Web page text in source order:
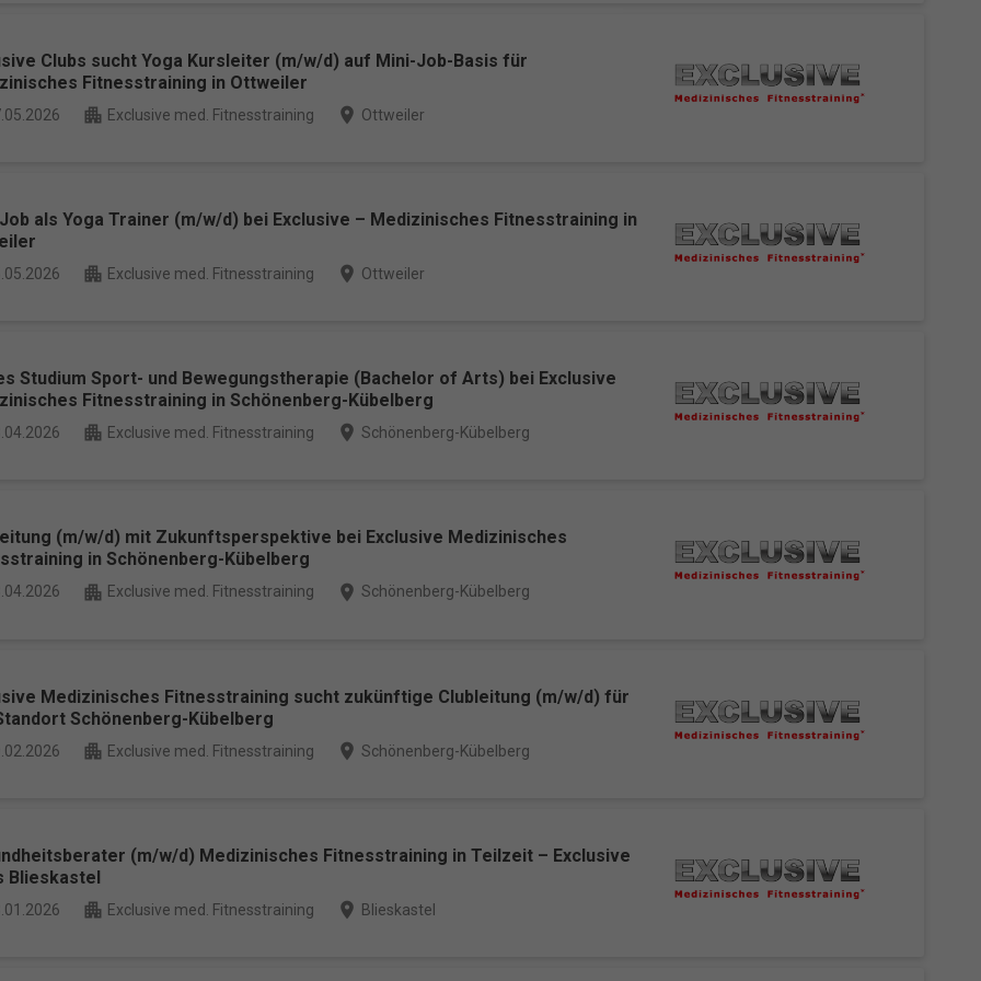
Clubs sucht Yoga Kursleiter (m/w/d) auf Mini-Job-Basis für
Fitnesstraining in Ottweiler
apartment Exclusive med. Fitnesstraining place Ottweiler
als Yoga Trainer (m/w/d) bei Exclusive – Medizinisches Fitnesstraining in
apartment Exclusive med. Fitnesstraining place Ottweiler
Studium Sport- und Bewegungstherapie (Bachelor of Arts) bei Exclusive
Fitnesstraining in Schönenberg-Kübelberg
apartment Exclusive med. Fitnesstraining place Schönenberg-Kübelberg
(m/w/d) mit Zukunftsperspektive bei Exclusive Medizinisches
in Schönenberg-Kübelberg
apartment Exclusive med. Fitnesstraining place Schönenberg-Kübelberg
Medizinisches Fitnesstraining sucht zukünftige Clubleitung (m/w/d) für
Schönenberg-Kübelberg
apartment Exclusive med. Fitnesstraining place Schönenberg-Kübelberg
(m/w/d) Medizinisches Fitnesstraining in Teilzeit – Exclusive
Blieskastel
apartment Exclusive med. Fitnesstraining place Blieskastel
Bitte beachten Sie, dass aufgrund
Einstellungen möglicherweise nicht alle Funktionen der Website zur
stehen.
Sie eine Übersicht über alle verwendeten Cookies. Sie können Ihre
zu ganzen Kategorien geben oder sich weitere Informationen
essenzielle Cookies akzeptieren
Zurück
Cookie-Informationen anzeigen
Cookie-Informationen anzeigen